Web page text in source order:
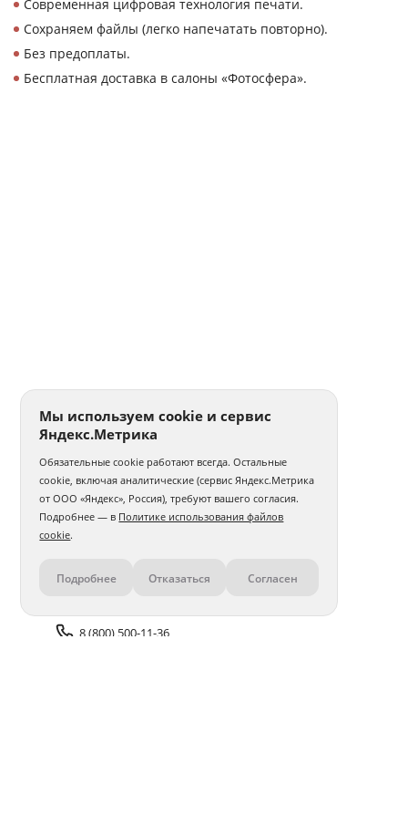
Современная цифровая технология печати.
Сохраняем файлы (легко напечатать повторно).
Без предоплаты.
Бесплатная доставка в салоны «Фотосфера».
Контакты
8 (800) 500-11-36
Мы используем cookie и сервис
Яндекс.Метрика
Обязательные cookie работают всегда. Остальные
cookie, включая аналитические (сервис Яндекс.Метрика
от ООО «Яндекс», Россия), требуют вашего согласия.
Подробнее — в Политике использования файлов
cookie.
Подробнее Отказаться Согласен